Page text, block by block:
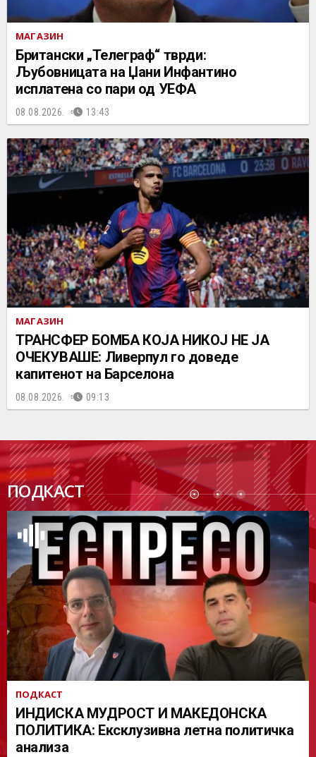
МАГАЗИН
Британски „Телеграф“ тврди:
Љубовницата на Џани Инфантино
исплатена со пари од УЕФА
08.08.2026. 13:43
МАГАЗИН
ТРАНСФЕР БОМБА КОЈА НИКОЈ НЕ ЈА
ОЧЕКУВАШЕ: Ливерпул го доведе
капитенот на Барселона
08.08.2026. 09:13
ПОДКАСТ
ПОДК
АСТ
ПОДКАСТ
ИНДИСКА МУДРОСТ И МАКЕДОНСКА
ПОЛИТИКА: Ексклузивна летна политичка
анализа